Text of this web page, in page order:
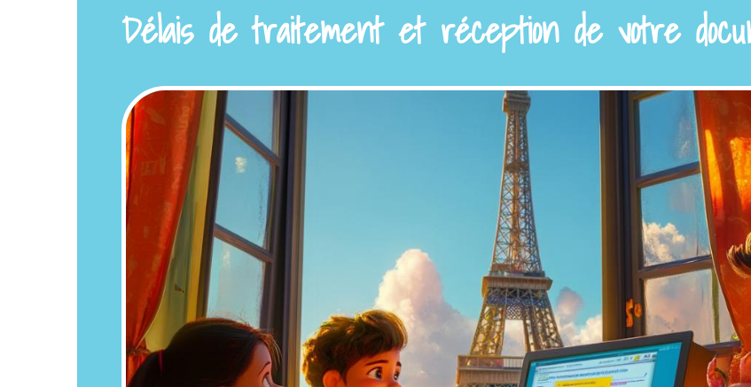
Délais de traitement et réception de votre